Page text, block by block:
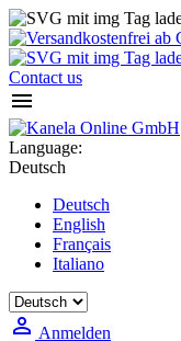
Contact us

Language:
Deutsch
Deutsch
English
Français
Italiano
 Anmelden